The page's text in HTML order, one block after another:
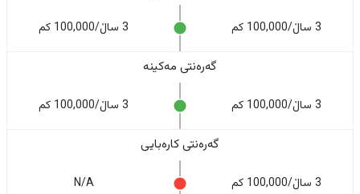
3 ساڵ/100,000 کم 3 ساڵ/100,000 کم
گەرەنتی مەکینە
3 ساڵ/100,000 کم 3 ساڵ/100,000 کم
گەرەنتی کارەبایی
3 ساڵ/100,000 کم N/A